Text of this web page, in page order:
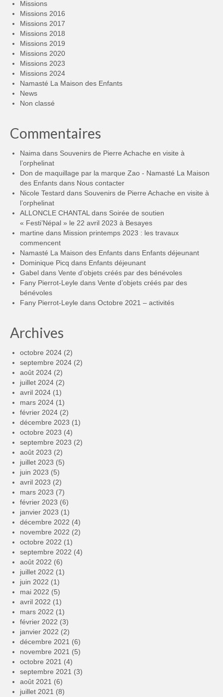
Missions
Missions 2016
Missions 2017
Missions 2018
Missions 2019
Missions 2020
Missions 2023
Missions 2024
Namasté La Maison des Enfants
News
Non classé
Commentaires
Naima dans Souvenirs de Pierre Achache en visite à
l’orphelinat
Don de maquillage par la marque Zao - Namasté La Maison
des Enfants dans Nous contacter
Nicole Testard dans Souvenirs de Pierre Achache en visite à
l’orphelinat
ALLONCLE CHANTAL dans Soirée de soutien
« Festi’Népal » le 22 avril 2023 à Besayes
martine dans Mission printemps 2023 : les travaux
commencent
Namasté La Maison des Enfants dans Enfants déjeunant
Dominique Picq dans Enfants déjeunant
Gabel dans Vente d’objets créés par des bénévoles
Fany Pierrot-Leyle dans Vente d’objets créés par des
bénévoles
Fany Pierrot-Leyle dans Octobre 2021 – activités
Archives
octobre 2024 (2)
septembre 2024 (2)
août 2024 (2)
juillet 2024 (2)
avril 2024 (1)
mars 2024 (1)
février 2024 (2)
décembre 2023 (1)
octobre 2023 (4)
septembre 2023 (2)
août 2023 (2)
juillet 2023 (5)
juin 2023 (5)
avril 2023 (2)
mars 2023 (7)
février 2023 (6)
janvier 2023 (1)
décembre 2022 (4)
novembre 2022 (2)
octobre 2022 (1)
septembre 2022 (4)
août 2022 (6)
juillet 2022 (1)
juin 2022 (1)
mai 2022 (5)
avril 2022 (1)
mars 2022 (1)
février 2022 (3)
janvier 2022 (2)
décembre 2021 (6)
novembre 2021 (5)
octobre 2021 (4)
septembre 2021 (3)
août 2021 (6)
juillet 2021 (8)